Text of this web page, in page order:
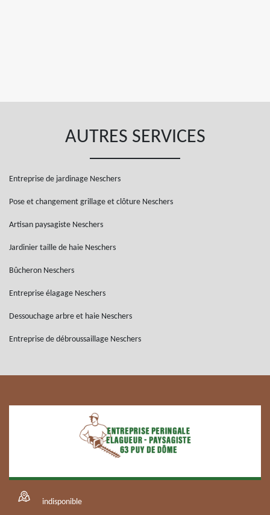
AUTRES SERVICES
Entreprise de jardinage Neschers
Pose et changement grillage et clôture Neschers
Artisan paysagiste Neschers
Jardinier taille de haie Neschers
Bûcheron Neschers
Entreprise élagage Neschers
Dessouchage arbre et haie Neschers
Entreprise de débroussaillage Neschers
indisponible